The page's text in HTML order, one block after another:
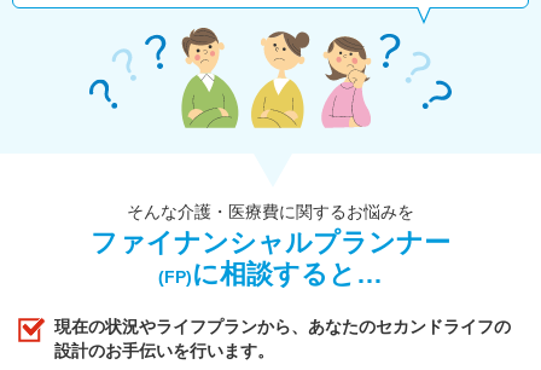
そんな介護・医療費に関するお悩みを
ファイナンシャルプランナー
(FP)に相談すると…
現在の状況やライフプランから、あなたのセカンドライフの
設計のお手伝いを行います。